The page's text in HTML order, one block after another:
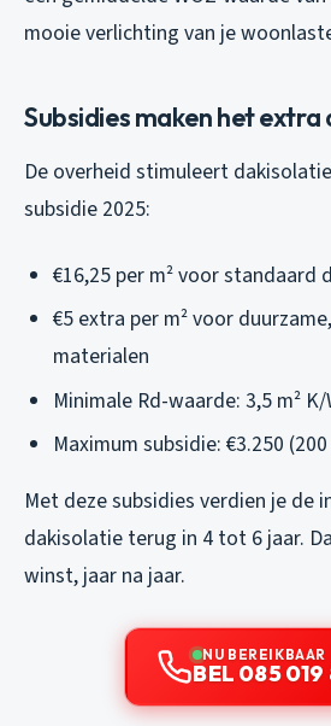
mooie verlichting van je
Subsidies maken het
De overheid stimuleert
subsidie 2025:
€16,25 per m² voor standaard
€5 extra per m² voor
materialen
Minimale Rd-waarde: 3,5 m² K/
Maximum subsidie: €3.250 (200
Met deze subsidies verdien je de
dakisolatie terug in 4 tot 6 jaar.
winst, jaar na jaar.
NU BEREIKBAAR
BEL 085 019